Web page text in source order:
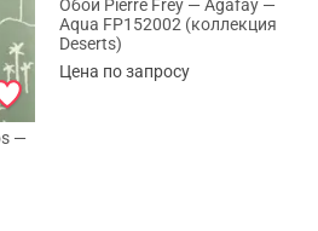
—
Обои Pierre Frey — Agafay —
Aqua FP152002 (коллекция
Deserts)
Цена по запросу